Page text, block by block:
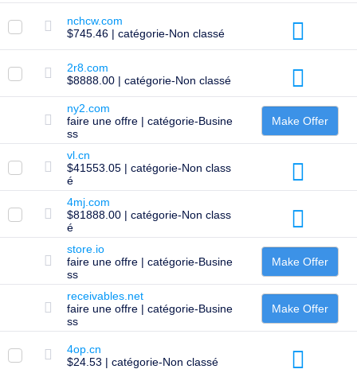
Trouvez
Votre
Rechercher
Recherche
de
domaine
Recherche
Domaines
Recherche
Groupée
de
Domaines
Recherche
Recherche
Anvancée
Transférer
Transfert
de
Domaine
Transfert
de
domaine
en
nchcw.com
$745.46 | catégorie-Non classé
2r8.com
$8888.00 | catégorie-Non classé
ny2.com
faire une offre | catégorie-Busine
ss
Make Offer
vl.cn
$41553.05 | catégorie-Non class
é
4mj.com
$81888.00 | catégorie-Non class
é
store.io
faire une offre | catégorie-Busine
ss
Make Offer
receivables.net
faire une offre | catégorie-Busine
ss
Make Offer
4op.cn
$24.53 | catégorie-Non classé